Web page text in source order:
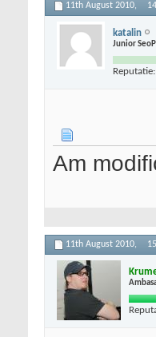
11th August 2010,
katalin
Junior
Reputatie:
Am
11th August 2010,